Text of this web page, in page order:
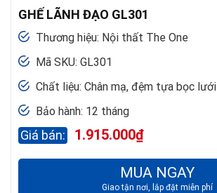
GHẾ LÃNH ĐẠO GL301
Thương hiệu: Nội thất The One
Mã SKU: GL301
Chất liệu: Chân mạ, đệm tựa bọc lưới
Bảo hành: 12 tháng
1.915.000₫
MUA NGAY
Giao tận nơi, lắp đặt miễn phí